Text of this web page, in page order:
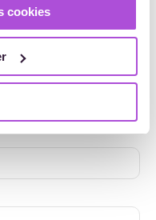
cookies